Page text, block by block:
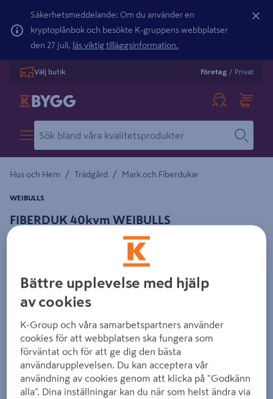
Säkerhetsmeddelande: Om du använder en
kryptoplånbok och besökte K-gruppens webbplatser
den 27 juli, läs viktig tilläggsinformation.
Välj butik Företag / Privat
Hus och Hem / Trädgård / Mark och Fiberdukar
FIBERDUK 40kvm WEIBULLS
WEIBULLS
Detaljerad beskrivning finns i produktbeskrivningsområdet
Bättre upplevelse med hjälp
av cookies
K-Group och våra samarbetspartners använder
cookies för att webbplatsen ska fungera som
förväntat och för att ge dig den bästa
användarupplevelsen. Du kan acceptera vår
användning av cookies genom att klicka på "Godkänn
alla". Dina inställningar kan du när som helst ändra via